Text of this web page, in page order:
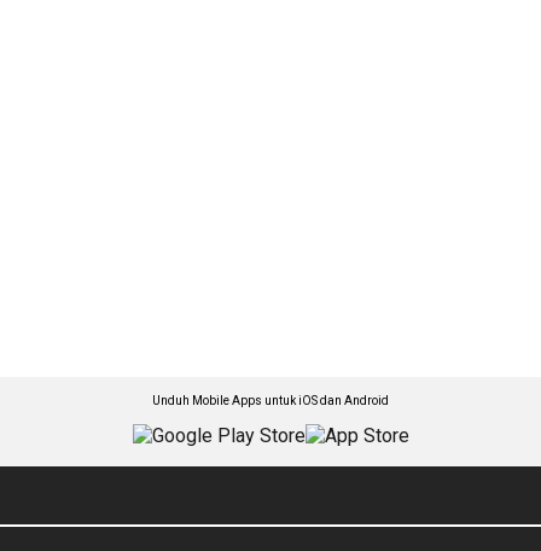
Unduh Mobile Apps untuk iOS dan Android